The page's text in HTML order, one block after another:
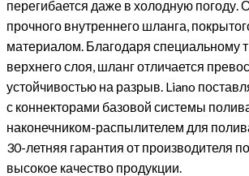
перегибается даже в холодную погоду.
прочного внутреннего шланга,
материалом. Благодаря специальному
верхнего слоя, шланг отличается
устойчивостью на разрыв. Liano
с коннекторами базовой системы
наконечником-распылителем для
30-летняя гарантия от производителя
высокое качество продукции.